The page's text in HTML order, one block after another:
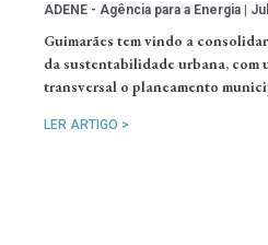
ADENE - Agência para a Energia
Guimarães tem vindo a
da sustentabilidade urbana, com
transversal o planeamento
LER ARTIGO >